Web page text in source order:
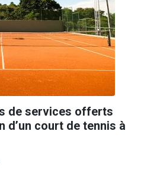
de services offerts
d’un court de tennis à